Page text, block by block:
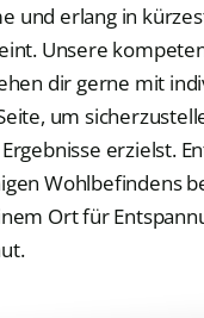
und erlang in
Unsere
dir gerne mit
um
erzielst.
Wohlbefindens
Ort für